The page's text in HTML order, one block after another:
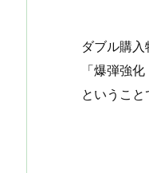
ダブル購
「爆弾強
というこ